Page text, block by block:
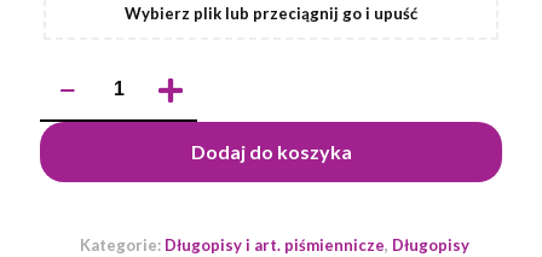
Wybierz plik lub przeciągnij go i upuść
Długopis
KALIPSO
Dodaj do koszyka
Kategorie: Długopisy i art. piśmiennicze, Długopisy